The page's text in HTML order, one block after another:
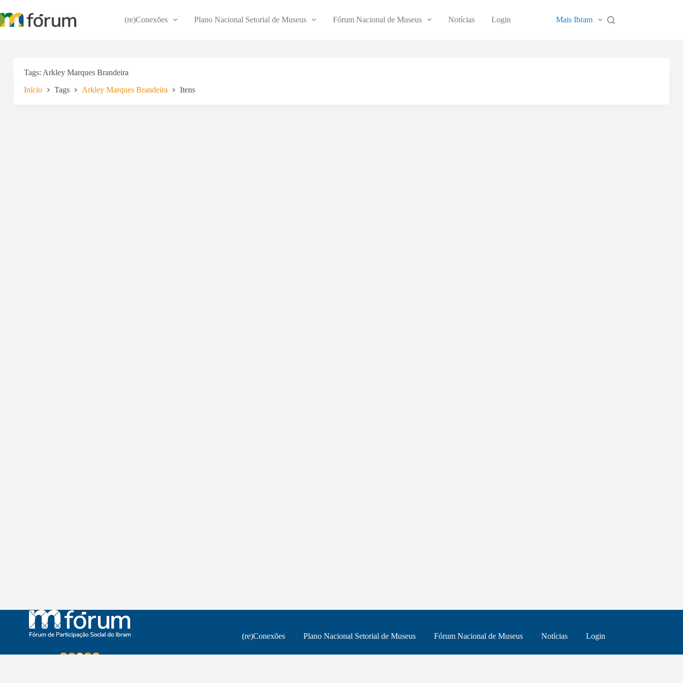
para
o
(re)Conexões Plano Nacional Setorial de Museus Fórum Nacional de Museus Notícias Login Mais Ibram
Tags Arkley Marques Brandeira
Início Tags Arkley Marques Brandeira Itens
Instagram
Youtube
Facebook
X WhatsApp
(re)Conexões Plano Nacional Setorial de Museus Fórum Nacional de Museus Notícias Login